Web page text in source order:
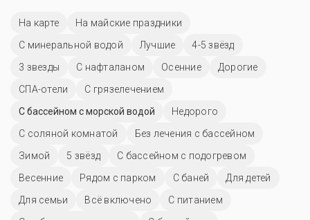
На карте
На майские праздники
С минеральной водой
Лучшие
4-5 звёзд
3 звезды
С нафталаном Осенние
Дорогие
СПА-отели
С грязелечением
С бассейном с морской водой
Недорого
С соляной комнатой
Без лечения с бассейном
Зимой
5 звёзд
С бассейном с подогревом
Весенние
Рядом с парком С баней
Для детей
Для семьи
Всё включено
С питанием